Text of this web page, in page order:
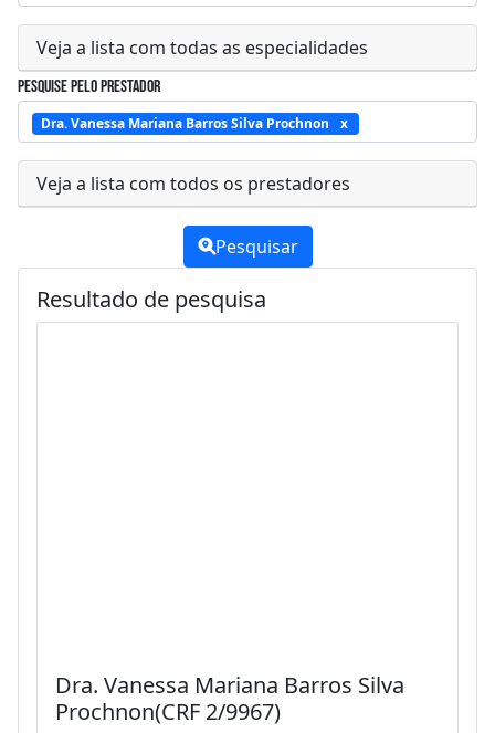
Veja a lista com todas as especialidades
Pesquise pelo prestador
Dra. Vanessa Mariana Barros Silva Prochnon
Veja a lista com todos os prestadores
Pesquisar
Resultado de pesquisa
Dra. Vanessa Mariana Barros Silva
Prochnon(CRF 2/9967)